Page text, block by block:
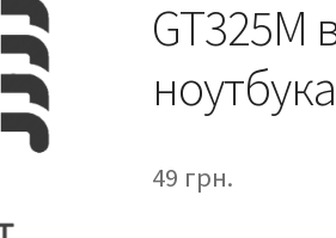
GT325M
ноутбука
49 грн.